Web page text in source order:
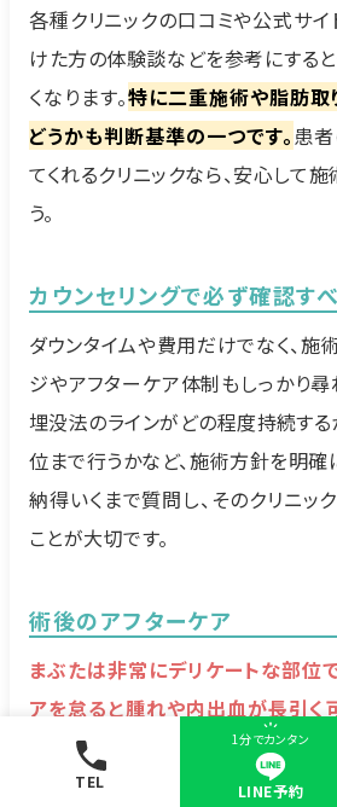
TEL
1分でカンタン
LINE予約
各種クリニックの口コミや公式サイ
けた方の体験談などを参考にする
くなります。特に二重施術や脂肪
どうかも判断基準の一つです。患
てくれるクリニックなら、安心して
う。
カウンセリングで必ず確認す
ダウンタイムや費用だけでなく、施
ジやアフターケア体制もしっかり尋
埋没法のラインがどの程度持続する
位まで行うかなど、施術方針を明確
納得いくまで質問し、そのクリニッ
ことが大切です。
術後のアフターケア
まぶたは非常にデリケートな部位
アを怠ると腫れや内出血が長引く
直後にアイシングを行い、数日は
えるなど、クリニックが指示する注